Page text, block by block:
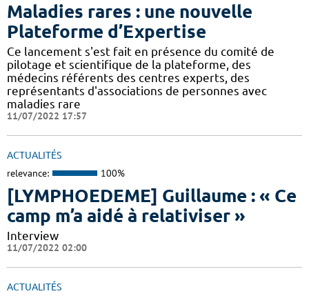
Maladies rares : une nouvelle
Plateforme d’Expertise
Ce lancement s'est fait en présence du comité de
pilotage et scientifique de la plateforme, des
médecins référents des centres experts, des
représentants d'associations de personnes avec
maladies rare
11/07/2022 17:57
ACTUALITÉS
relevance: 100%
[LYMPHOEDEME] Guillaume : « Ce
camp m’a aidé à relativiser »
Interview
11/07/2022 02:00
ACTUALITÉS